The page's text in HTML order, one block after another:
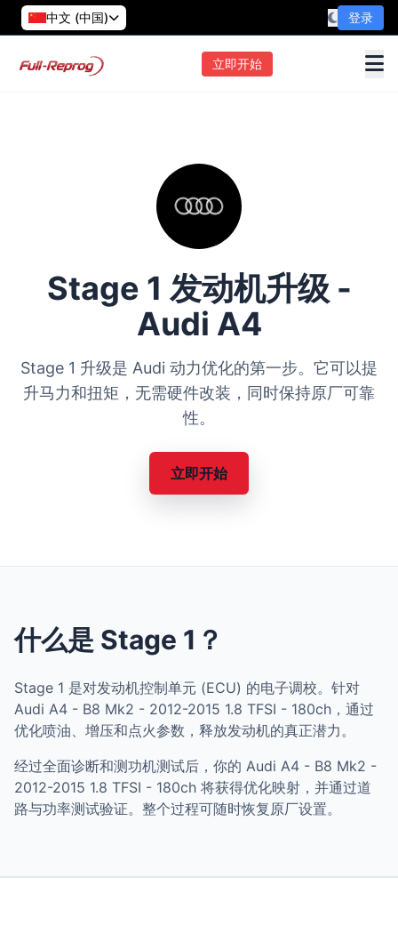
中文 (中国) 登录
立即开始
Stage 1 发动机升级 -
Audi A4
Stage 1 升级是 Audi 动力优化的第一步。它可以提
升马力和扭矩，无需硬件改装，同时保持原厂可靠
性。
立即开始
什么是 Stage 1？
Stage 1 是对发动机控制单元 (ECU) 的电子调校。针对
Audi A4 - B8 Mk2 - 2012-2015 1.8 TFSI - 180ch，通过
优化喷油、增压和点火参数，释放发动机的真正潜力。
经过全面诊断和测功机测试后，你的 Audi A4 - B8 Mk2 -
2012-2015 1.8 TFSI - 180ch 将获得优化映射，并通过道
路与功率测试验证。整个过程可随时恢复原厂设置。